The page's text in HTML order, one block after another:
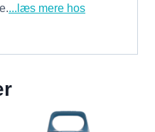
...læs mere hos